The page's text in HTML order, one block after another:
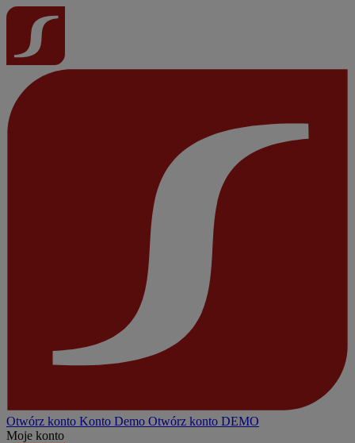
Otwórz konto Konto Demo Otwórz konto DEMO
Moje konto